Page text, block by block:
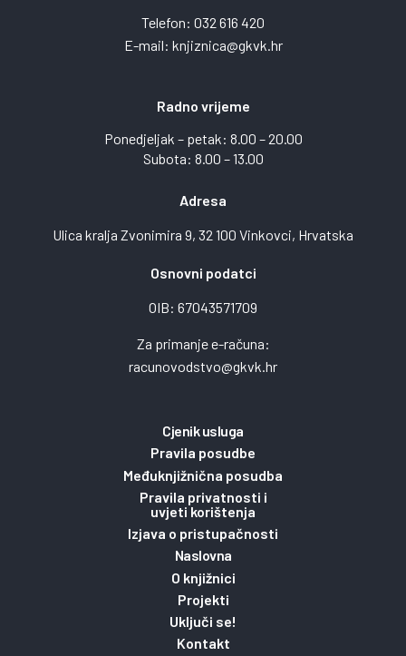
Telefon: 032 616 420
E-mail: knjiznica@gkvk.hr
Radno vrijeme
Ponedjeljak – petak: 8.00 – 20.00
Subota: 8.00 – 13.00
Adresa
Ulica kralja Zvonimira 9, 32 100 Vinkovci, Hrvatska
Osnovni podatci
OIB: 67043571709
Za primanje e-računa:
racunovodstvo@gkvk.hr
Cjenik usluga
Pravila posudbe
Međuknjižnična posudba
Pravila privatnosti i
uvjeti korištenja
Izjava o pristupačnosti
Naslovna
O knjižnici
Projekti
Uključi se!
Kontakt